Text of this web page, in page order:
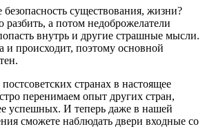
существования, жизни?
разбить, а потом недоброжелатели
внутрь и другие страшные мысли.
и происходит, поэтому основной
странах в настоящее
перенимаем опыт других стран,
успешных. И теперь даже в нашей
сможете наблюдать двери входные со